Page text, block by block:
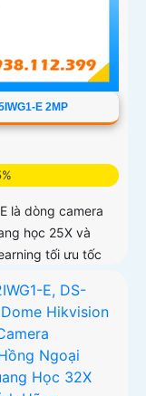
E 2MP
là dòng camera
học 25X và
tối ưu tốc
diện người và
thời